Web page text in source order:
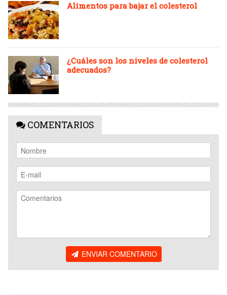
Alimentos para bajar el colesterol
¿Cuáles son los niveles de colesterol
adecuados?
COMENTARIOS
ENVIAR COMENTARIO